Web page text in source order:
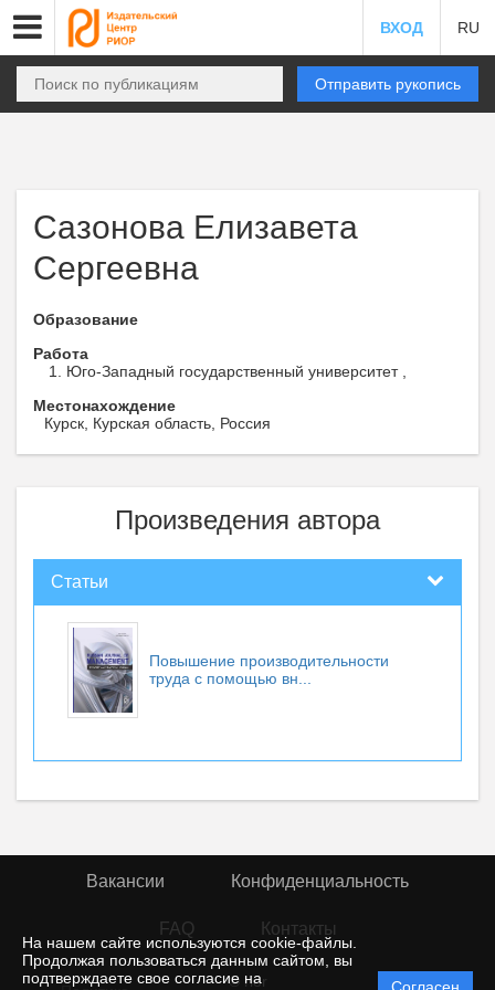
На нашем сайте используются cookie-файлы.
Продолжая пользоваться данным сайтом, вы
подтверждаете свое согласие на
ВХОД RU
Отправить рукопись
Сазонова Елизавета
Сергеевна
Образование
Работа
Юго-Западный государственный университет ,
Местонахождение
Курск, Курская область, Россия
Произведения автора
Статьи
Повышение производительности
труда с помощью вн...
Вакансии Конфиденциальность
FAQ Контакты
© rior